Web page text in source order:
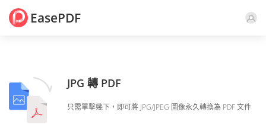
EasePDF
JPG 轉 PDF
只需單擊幾下，即可將 JPG/JPEG 圖像永久轉換為 PDF 文件